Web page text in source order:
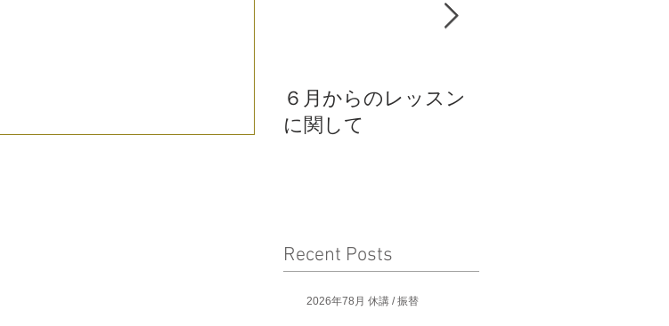
６月からのレッスン
に関して
Recent Posts
2026年78月 休講 / 振替